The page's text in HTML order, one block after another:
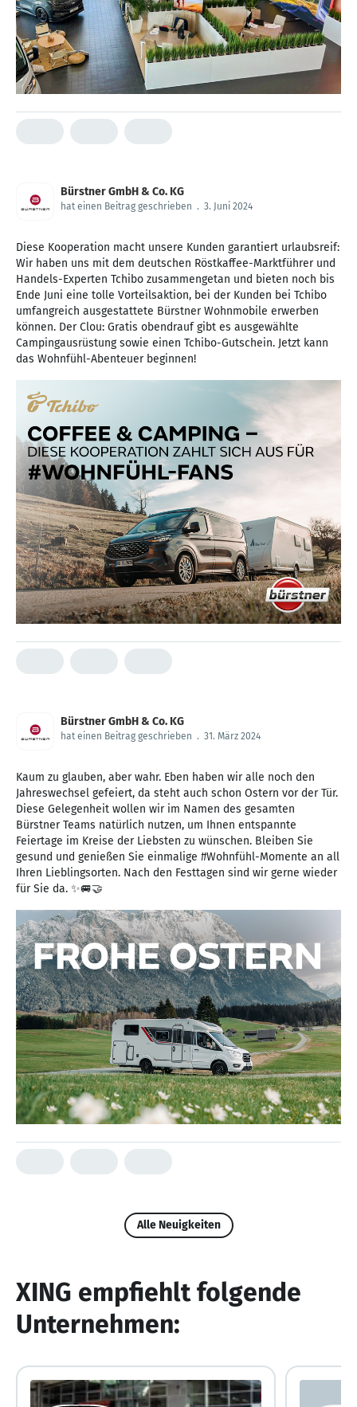
Bürstner GmbH & Co. KG
hat einen Beitrag geschrieben . 3. Juni 2024
Diese Kooperation macht unsere Kunden garantiert urlaubsreif:
Wir haben uns mit dem deutschen Röstkaffee-Marktführer und
Handels-Experten Tchibo zusammengetan und bieten noch bis
Ende Juni eine tolle Vorteilsaktion, bei der Kunden bei Tchibo
umfangreich ausgestattete Bürstner Wohnmobile erwerben
können. Der Clou: Gratis obendrauf gibt es ausgewählte
Campingausrüstung sowie einen Tchibo-Gutschein. Jetzt kann
das Wohnfühl-Abenteuer beginnen!
Bürstner GmbH & Co. KG
hat einen Beitrag geschrieben . 31. März 2024
Kaum zu glauben, aber wahr. Eben haben wir alle noch den
Jahreswechsel gefeiert, da steht auch schon Ostern vor der Tür.
Diese Gelegenheit wollen wir im Namen des gesamten
Bürstner Teams natürlich nutzen, um Ihnen entspannte
Feiertage im Kreise der Liebsten zu wünschen. Bleiben Sie
gesund und genießen Sie einmalige #Wohnfühl-Momente an all
Ihren Lieblingsorten. Nach den Festtagen sind wir gerne wieder
für Sie da. ✨🚐🤝
Alle Neuigkeiten
XING empfiehlt folgende
Unternehmen: